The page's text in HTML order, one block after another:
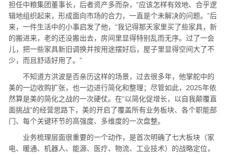
担任中粮集团董事长，后者资产多而杂，“应该怎样有效地、合乎逻
辑地组织起来，形成面向市场的合力，一直是个未解决的问题。”后
来，一件生活中的小事启发了他，“我记得那天家里买了些家具，新
的搬进来，老的还没搬出去，房间里显得特别乱而无序。过了一会
儿，把一些家具新旧调换并按用途摆好后，屋子里显得空间大了不
少，而且舒适好用了。”
不知道方洪波是否亲历这样的场景，过去很多年，他掌舵中的
美的一边收购扩张，也一边进行简化和整理；尽管如此，2025年依
然算是美的简化之战的一次硬仗。在“以简化促增长，以自我颠覆直
面挑战”的经营思路下，美的开启了覆盖所有业务板块、各个职能部
门、每个关键环节的高强度、多维度的一次盘整。
业务梳理层面很重要的一个动作，是首次明确了七大板块（家
电、暖通、机器人、能源、医疗、物流、工业技术）的战略定位，